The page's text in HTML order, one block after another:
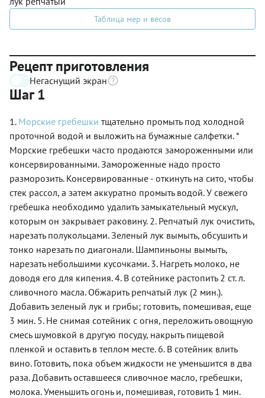
Таблица мер и весов
Рецепт приготовления
Негаснущий экран
Шаг 1
1. Морские гребешки тщательно промыть под холодной
проточной водой и выложить на бумажные салфетки. *
Морские гребешки часто продаются замороженными или
консервированными. Замороженные надо просто
разморозить. Консервированные - откинуть на сито, чтобы
стек рассол, а затем аккуратно промыть водой. У свежего
гребешка необходимо удалить замыкательный мускул,
которым он закрывает раковину. 2. Репчатый лук очистить,
нарезать полукольцами. Зеленый лук вымыть, обсушить и
тонко нарезать по диагонали. Шампиньоны вымыть,
нарезать небольшими кусочками. 3. Нагреть молоко, не
доводя его для кипения. 4. В сотейнике растопить 2 ст. л.
сливочного масла. Обжарить репчатый лук (2 мин.).
Добавить зеленый лук и грибы; готовить, помешивая, еще
3 мин. 5. Не снимая сотейник с огня, переложить овощную
смесь шумовкой в другую посуду, накрыть пищевой
пленкой и оставить в теплом месте. 6. В сотейник влить
вино. Готовить, пока объем жидкости не уменьшится в два
раза. Добавить оставшееся сливочное масло, гребешки,
молока. Уменьшить огонь и, помешивая, готовить 1 мин.